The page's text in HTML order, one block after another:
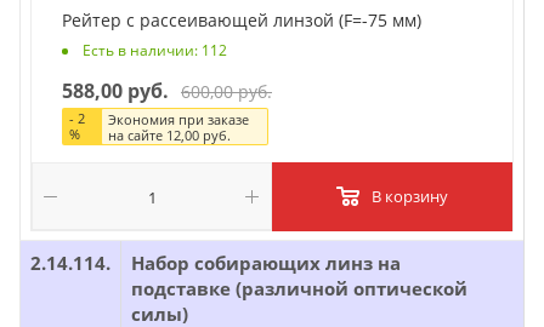
Рейтер с рассеивающей линзой (F=-75 мм)
Есть в наличии: 112
588,00 руб. 600,00 руб.
- 2
%
Экономия при заказе
на сайте 12,00 руб.
В корзину
2.14.114.
Набор собирающих линз на
подставке (различной оптической
силы)